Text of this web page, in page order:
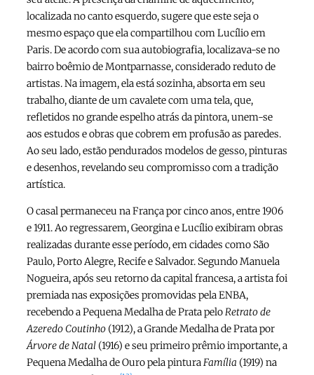
localizada no canto esquerdo, sugere que este seja o
mesmo espaço que ela compartilhou com Lucílio em
Paris. De acordo com sua autobiografia, localizava-se no
bairro boêmio de Montparnasse, considerado reduto de
artistas. Na imagem, ela está sozinha, absorta em seu
trabalho, diante de um cavalete com uma tela, que,
refletidos no grande espelho atrás da pintora, unem-se
aos estudos e obras que cobrem em profusão as paredes.
Ao seu lado, estão pendurados modelos de gesso, pinturas
e desenhos, revelando seu compromisso com a tradição
artística.
O casal permaneceu na França por cinco anos, entre 1906
e 1911. Ao regressarem, Georgina e Lucílio exibiram obras
realizadas durante esse período, em cidades como São
Paulo, Porto Alegre, Recife e Salvador. Segundo Manuela
Nogueira, após seu retorno da capital francesa, a artista foi
premiada nas exposições promovidas pela ENBA,
recebendo a Pequena Medalha de Prata peloRetrato de
Azeredo Coutinho (1912), a Grande Medalha de Prata por
Árvore de Natal (1916) e seu primeiro prêmio importante, a
Pequena Medalha de Ouro pela pinturaFamília (1919) na